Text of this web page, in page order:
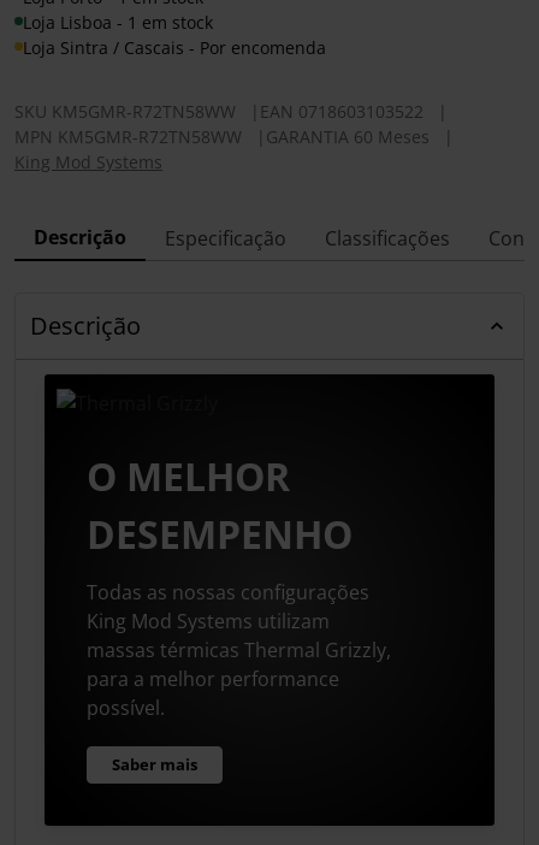
Loja Lisboa - 1 em stock
Loja Sintra / Cascais - Por encomenda
SKU KM5GMR-R72TN58WW EAN 0718603103522
MPN KM5GMR-R72TN58WW GARANTIA 60 Meses
King Mod Systems
Descrição Especificação Classificações
Descrição
O MELHOR
DESEMPENHO
Todas as nossas configurações
King Mod Systems utilizam
massas térmicas Thermal Grizzly,
para a melhor performance
possível.
Saber mais